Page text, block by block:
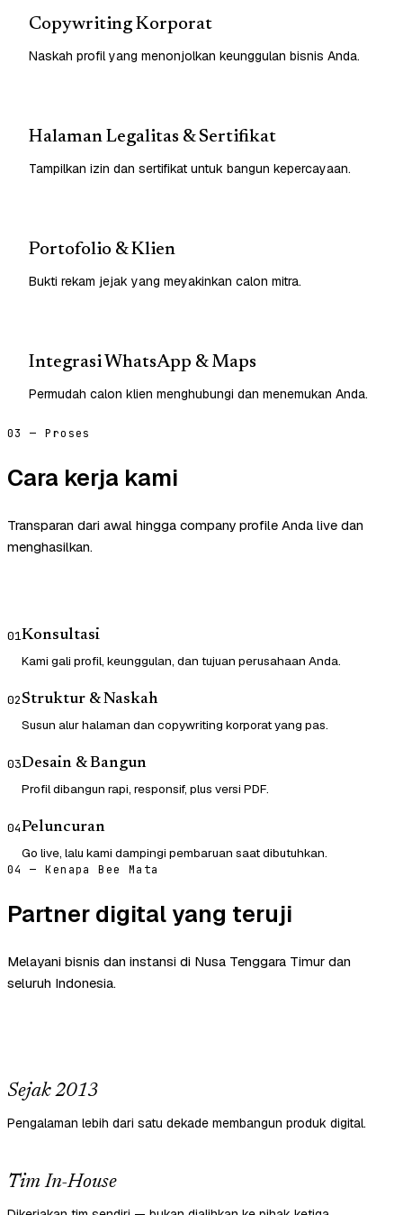
Copywriting Korporat
Naskah profil yang menonjolkan keunggulan bisnis Anda.
Halaman Legalitas & Sertifikat
Tampilkan izin dan sertifikat untuk bangun kepercayaan.
Portofolio & Klien
Bukti rekam jejak yang meyakinkan calon mitra.
Integrasi WhatsApp & Maps
Permudah calon klien menghubungi dan menemukan Anda.
03 — Proses
Cara kerja kami
Transparan dari awal hingga company profile Anda live dan
menghasilkan.
01Konsultasi
Kami gali profil, keunggulan, dan tujuan perusahaan Anda.
02Struktur & Naskah
Susun alur halaman dan copywriting korporat yang pas.
03Desain & Bangun
Profil dibangun rapi, responsif, plus versi PDF.
04Peluncuran
Go live, lalu kami dampingi pembaruan saat dibutuhkan.
04 — Kenapa Bee Mata
Partner digital yang teruji
Melayani bisnis dan instansi di Nusa Tenggara Timur dan
seluruh Indonesia.
Sejak 2013
Pengalaman lebih dari satu dekade membangun produk digital.
Tim In-House